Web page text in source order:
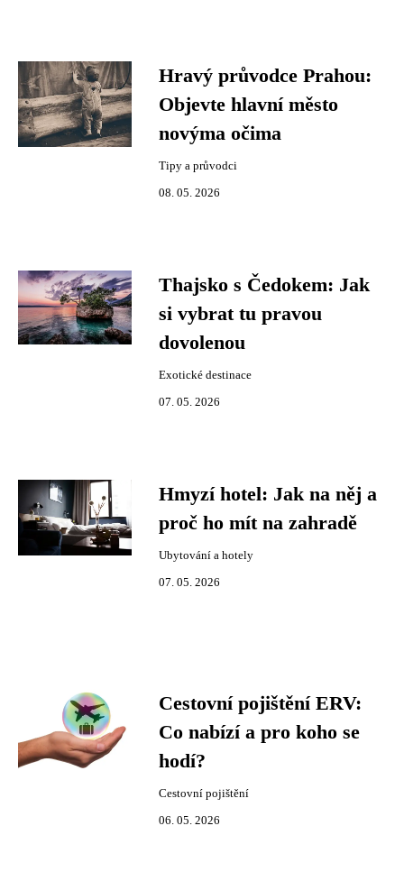
Hravý průvodce Prahou:
Objevte hlavní město
novýma očima
Tipy a průvodci
08. 05. 2026
Thajsko s Čedokem: Jak
si vybrat tu pravou
dovolenou
Exotické destinace
07. 05. 2026
Hmyzí hotel: Jak na něj a
proč ho mít na zahradě
Ubytování a hotely
07. 05. 2026
Cestovní pojištění ERV:
Co nabízí a pro koho se
hodí?
Cestovní pojištění
06. 05. 2026